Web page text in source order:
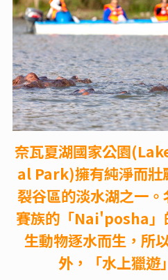
奈瓦夏湖國家公園
al Park)擁有純淨而壯
裂谷區的淡水湖之一
賽族的「Nai'posha」
生動物逐水而生，所
外，「水上獵遊